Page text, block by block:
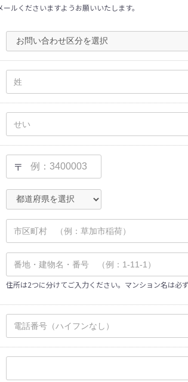
ールくださいますようお願いいたします。
〒
住所は2つに分けてご入力ください。マンション名は必